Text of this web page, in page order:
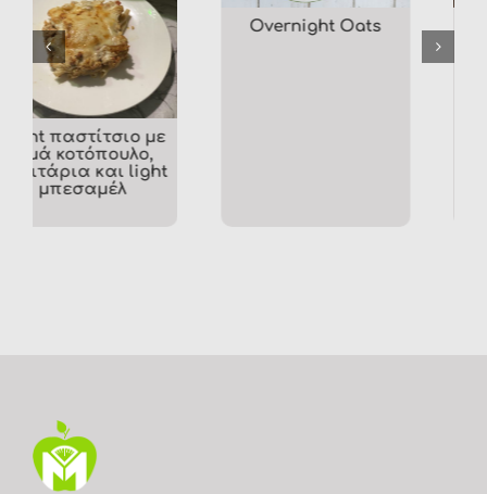
Beetroot Bread (Κεικ
Παντζαριού)